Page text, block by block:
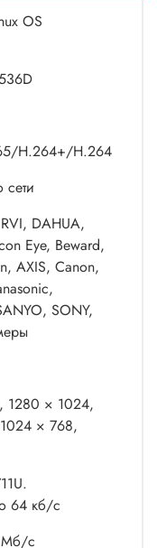
OS
H.264+/H.264
DAHUA,
Eye, Beward,
AXIS, Canon,
SONY,
1280 × 1024,
× 768,
64 кб/с
с